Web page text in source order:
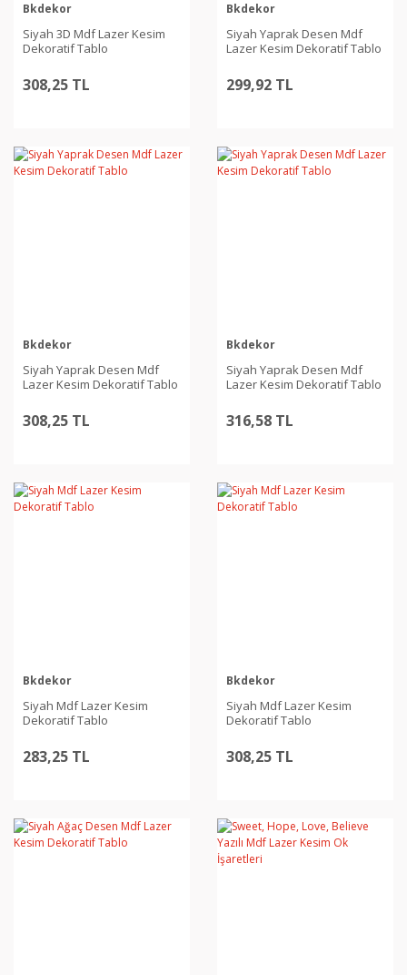
Bkdekor
Siyah 3D Mdf Lazer Kesim
Dekoratif Tablo
308,25 TL
Bkdekor
Siyah Yaprak Desen Mdf
Lazer Kesim Dekoratif Tablo
299,92 TL
Bkdekor
Siyah Yaprak Desen Mdf
Lazer Kesim Dekoratif Tablo
308,25 TL
Bkdekor
Siyah Yaprak Desen Mdf
Lazer Kesim Dekoratif Tablo
316,58 TL
Bkdekor
Siyah Mdf Lazer Kesim
Dekoratif Tablo
283,25 TL
Bkdekor
Siyah Mdf Lazer Kesim
Dekoratif Tablo
308,25 TL